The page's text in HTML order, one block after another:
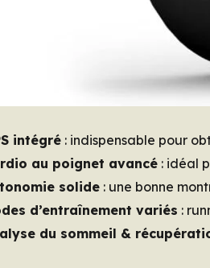
intégré : indispensable pour
au poignet avancé : idéal
solide : une bonne
d’entraînement variés :
du sommeil &